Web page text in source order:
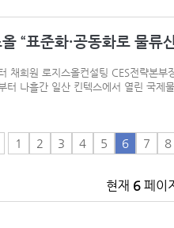
“표준화·공동화로 물류
채희원 로지스올컨설팅 CES전략본부
터 나흘간 일산 킨텍스에서 열린 국제
1 2 3 4 5 6 7 8
현재 6페이